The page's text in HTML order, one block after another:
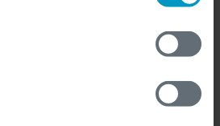
sur l'icône de confidentialité.
aimerions également :
être précises à plusieurs